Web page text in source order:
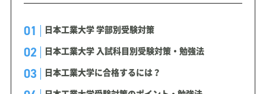
日本工業大学 学部別受験対策
日本工業大学 入試科目別受験対策・勉強法
日本工業大学に合格するには？